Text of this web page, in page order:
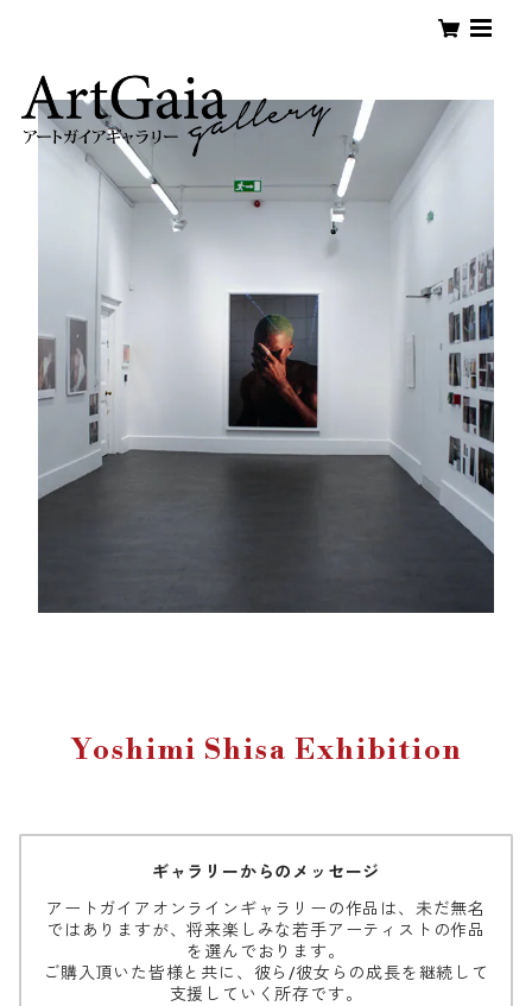
Yoshimi Shisa Exhibition
ギャラリーからのメッセージ
アートガイアオンラインギャラリーの作品は、未だ無名
ではありますが、将来楽しみな若手アーティストの作品
を選んでおります。
ご購入頂いた皆様と共に、彼ら/彼女らの成長を継続して
支援していく所存です。